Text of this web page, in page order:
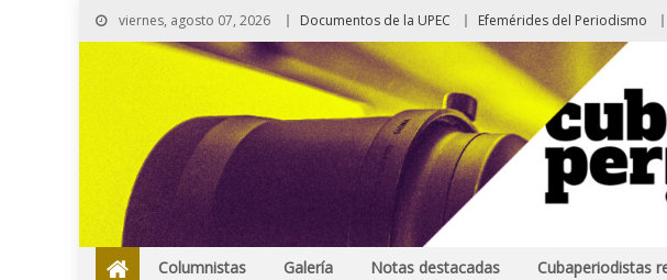
viernes, agosto 07, 2026 Documentos de la UPEC Efemérides del Periodismo
Columnistas Galería Notas destacadas Cubaperiodistas